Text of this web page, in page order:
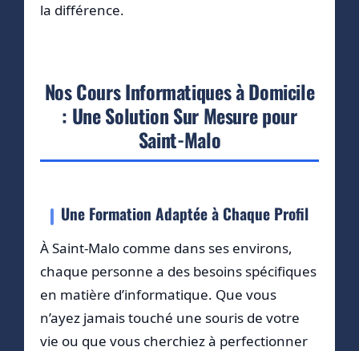
la différence.
Nos Cours Informatiques à Domicile
: Une Solution Sur Mesure pour
Saint-Malo
Une Formation Adaptée à Chaque Profil
À Saint-Malo comme dans ses environs,
chaque personne a des besoins spécifiques
en matière d’informatique. Que vous
n’ayez jamais touché une souris de votre
vie ou que vous cherchiez à perfectionner